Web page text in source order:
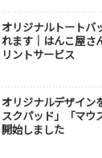
オリジナルトートバ
れます｜はんこ屋さ
リントサービス
オリジナルデザイン
スクパッド」「マウ
開始しました